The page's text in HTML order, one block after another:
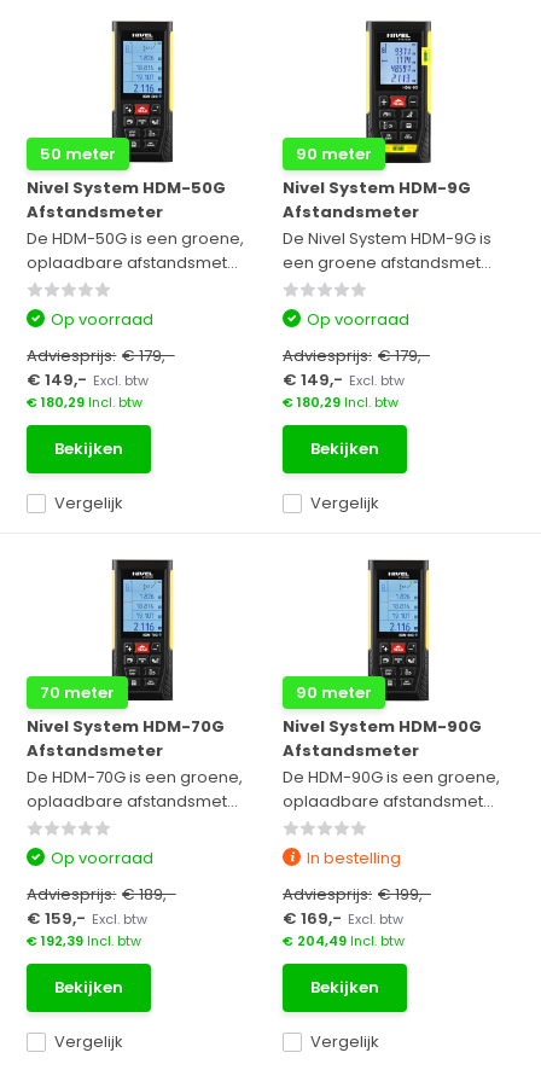
50 meter
Nivel System HDM-50G
Afstandsmeter
De HDM-50G is een groene,
oplaadbare afstandsmet...
Vergelijk
Op voorraad
Adviesprijs: € 179,-
€ 149,- Excl. btw
€ 180,29Incl. btw
Bekijken
90 meter
Nivel System HDM-9G
Afstandsmeter
De Nivel System HDM-9G is
een groene afstandsmet...
Vergelijk
Op voorraad
Adviesprijs: € 179,-
€ 149,- Excl. btw
€ 180,29Incl. btw
Bekijken
70 meter
Nivel System HDM-70G
Afstandsmeter
De HDM-70G is een groene,
oplaadbare afstandsmet...
Vergelijk
Op voorraad
Adviesprijs: € 189,-
€ 159,- Excl. btw
€ 192,39Incl. btw
Bekijken
90 meter
Nivel System HDM-90G
Afstandsmeter
De HDM-90G is een groene,
oplaadbare afstandsmet...
Vergelijk
In bestelling
Adviesprijs: € 199,-
€ 169,- Excl. btw
€ 204,49Incl. btw
Bekijken